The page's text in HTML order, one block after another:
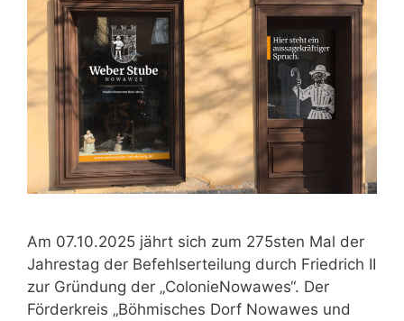
Am 07.10.2025 jährt sich zum 275sten Mal der
Jahrestag der Befehlserteilung durch Friedrich II
zur Gründung der „ColonieNowawes“. Der
Förderkreis „Böhmisches Dorf Nowawes und